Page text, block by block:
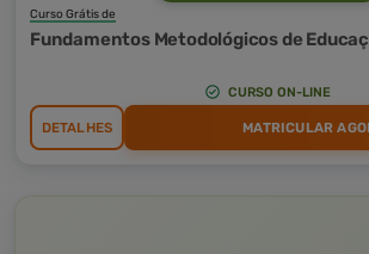
Curso Grátis de
Fundamentos Metodológicos de
CURSO ON-LINE
DETALHES MATRICULAR